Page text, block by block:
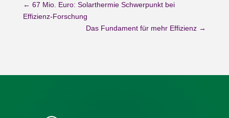
← 67 Mio. Euro: Solarthermie Schwerpunkt bei
Effizienz-Forschung
Das Fundament für mehr Effizienz →